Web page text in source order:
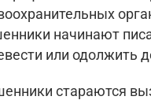
начинают
или одолжить
стараются